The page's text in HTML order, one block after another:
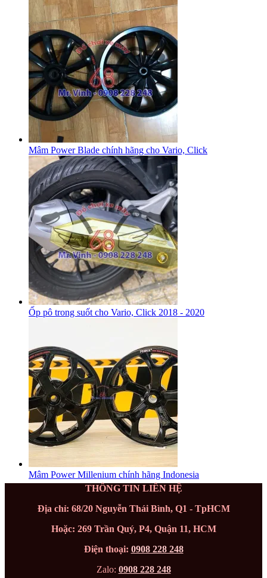
Mâm Power Blade chính hãng cho Vario, Click
Ốp pô trong suốt cho Vario, Click 2018 - 2020
Mâm Power Millenium chính hãng Indonesia
THÔNG TIN LIÊN HỆ
Địa chỉ: 68/20 Nguyễn Thái Bình, Q1 - TpHCM
Hoặc: 269 Trần Quý, P4, Quận 11, HCM
Điện thoại: 0908 228 248
Zalo: 0908 228 248